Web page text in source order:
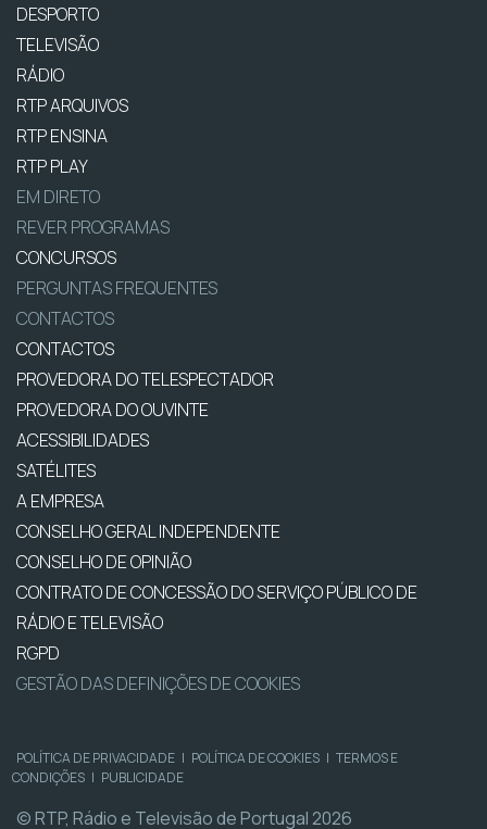
DESPORTO
TELEVISÃO
RÁDIO
RTP ARQUIVOS
RTP ENSINA
RTP PLAY
EM DIRETO
REVER PROGRAMAS
CONCURSOS
PERGUNTAS FREQUENTES
CONTACTOS
CONTACTOS
PROVEDORA DO TELESPECTADOR
PROVEDORA DO OUVINTE
ACESSIBILIDADES
SATÉLITES
A EMPRESA
CONSELHO GERAL INDEPENDENTE
CONSELHO DE OPINIÃO
CONTRATO DE CONCESSÃO DO SERVIÇO PÚBLICO DE
RÁDIO E TELEVISÃO
RGPD
GESTÃO DAS DEFINIÇÕES DE COOKIES
POLÍTICA DE PRIVACIDADE | POLÍTICA DE COOKIES | TERMOS E
CONDIÇÕES | PUBLICIDADE
© RTP, Rádio e Televisão de Portugal 2026